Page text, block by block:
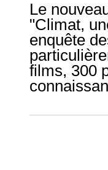
Le
"Climat,
enquête
films, 300